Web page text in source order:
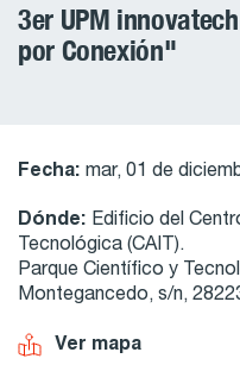
3er UPM
por Conexión"
Fecha: mar, 01 de
Dónde: Edificio del
Tecnológica (CAIT).
Parque Científico y
Montegancedo, s/n,
Ver mapa